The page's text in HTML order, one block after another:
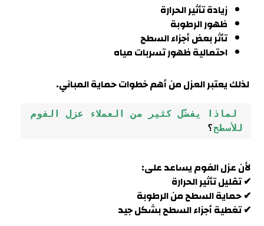
زيادة تأثير الحرارة
ظهور الرطوبة
تأثر بعض أجزاء السطح
احتمالية ظهور تسربات مياه
لذلك يعتبر العزل من أهم خطوات حماية المباني.
للأسطح؟
لأن عزل الفوم يساعد على:
✔ تقليل تأثير الحرارة
✔ حماية السطح من الرطوبة
✔ تغطية أجزاء السطح بشكل جيد